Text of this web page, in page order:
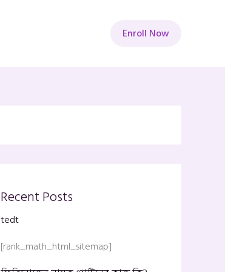
Enroll Now
Recent Posts
tedt
[rank_math_html_sitemap]